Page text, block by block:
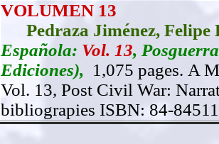
VOLUMEN 13
Pedraza Jiménez, Felipe
Española: Vol. 13,
Ediciones), 1,075 pages. A
Vol. 13, Post Civil War:
bibliograpies ISBN: 84-